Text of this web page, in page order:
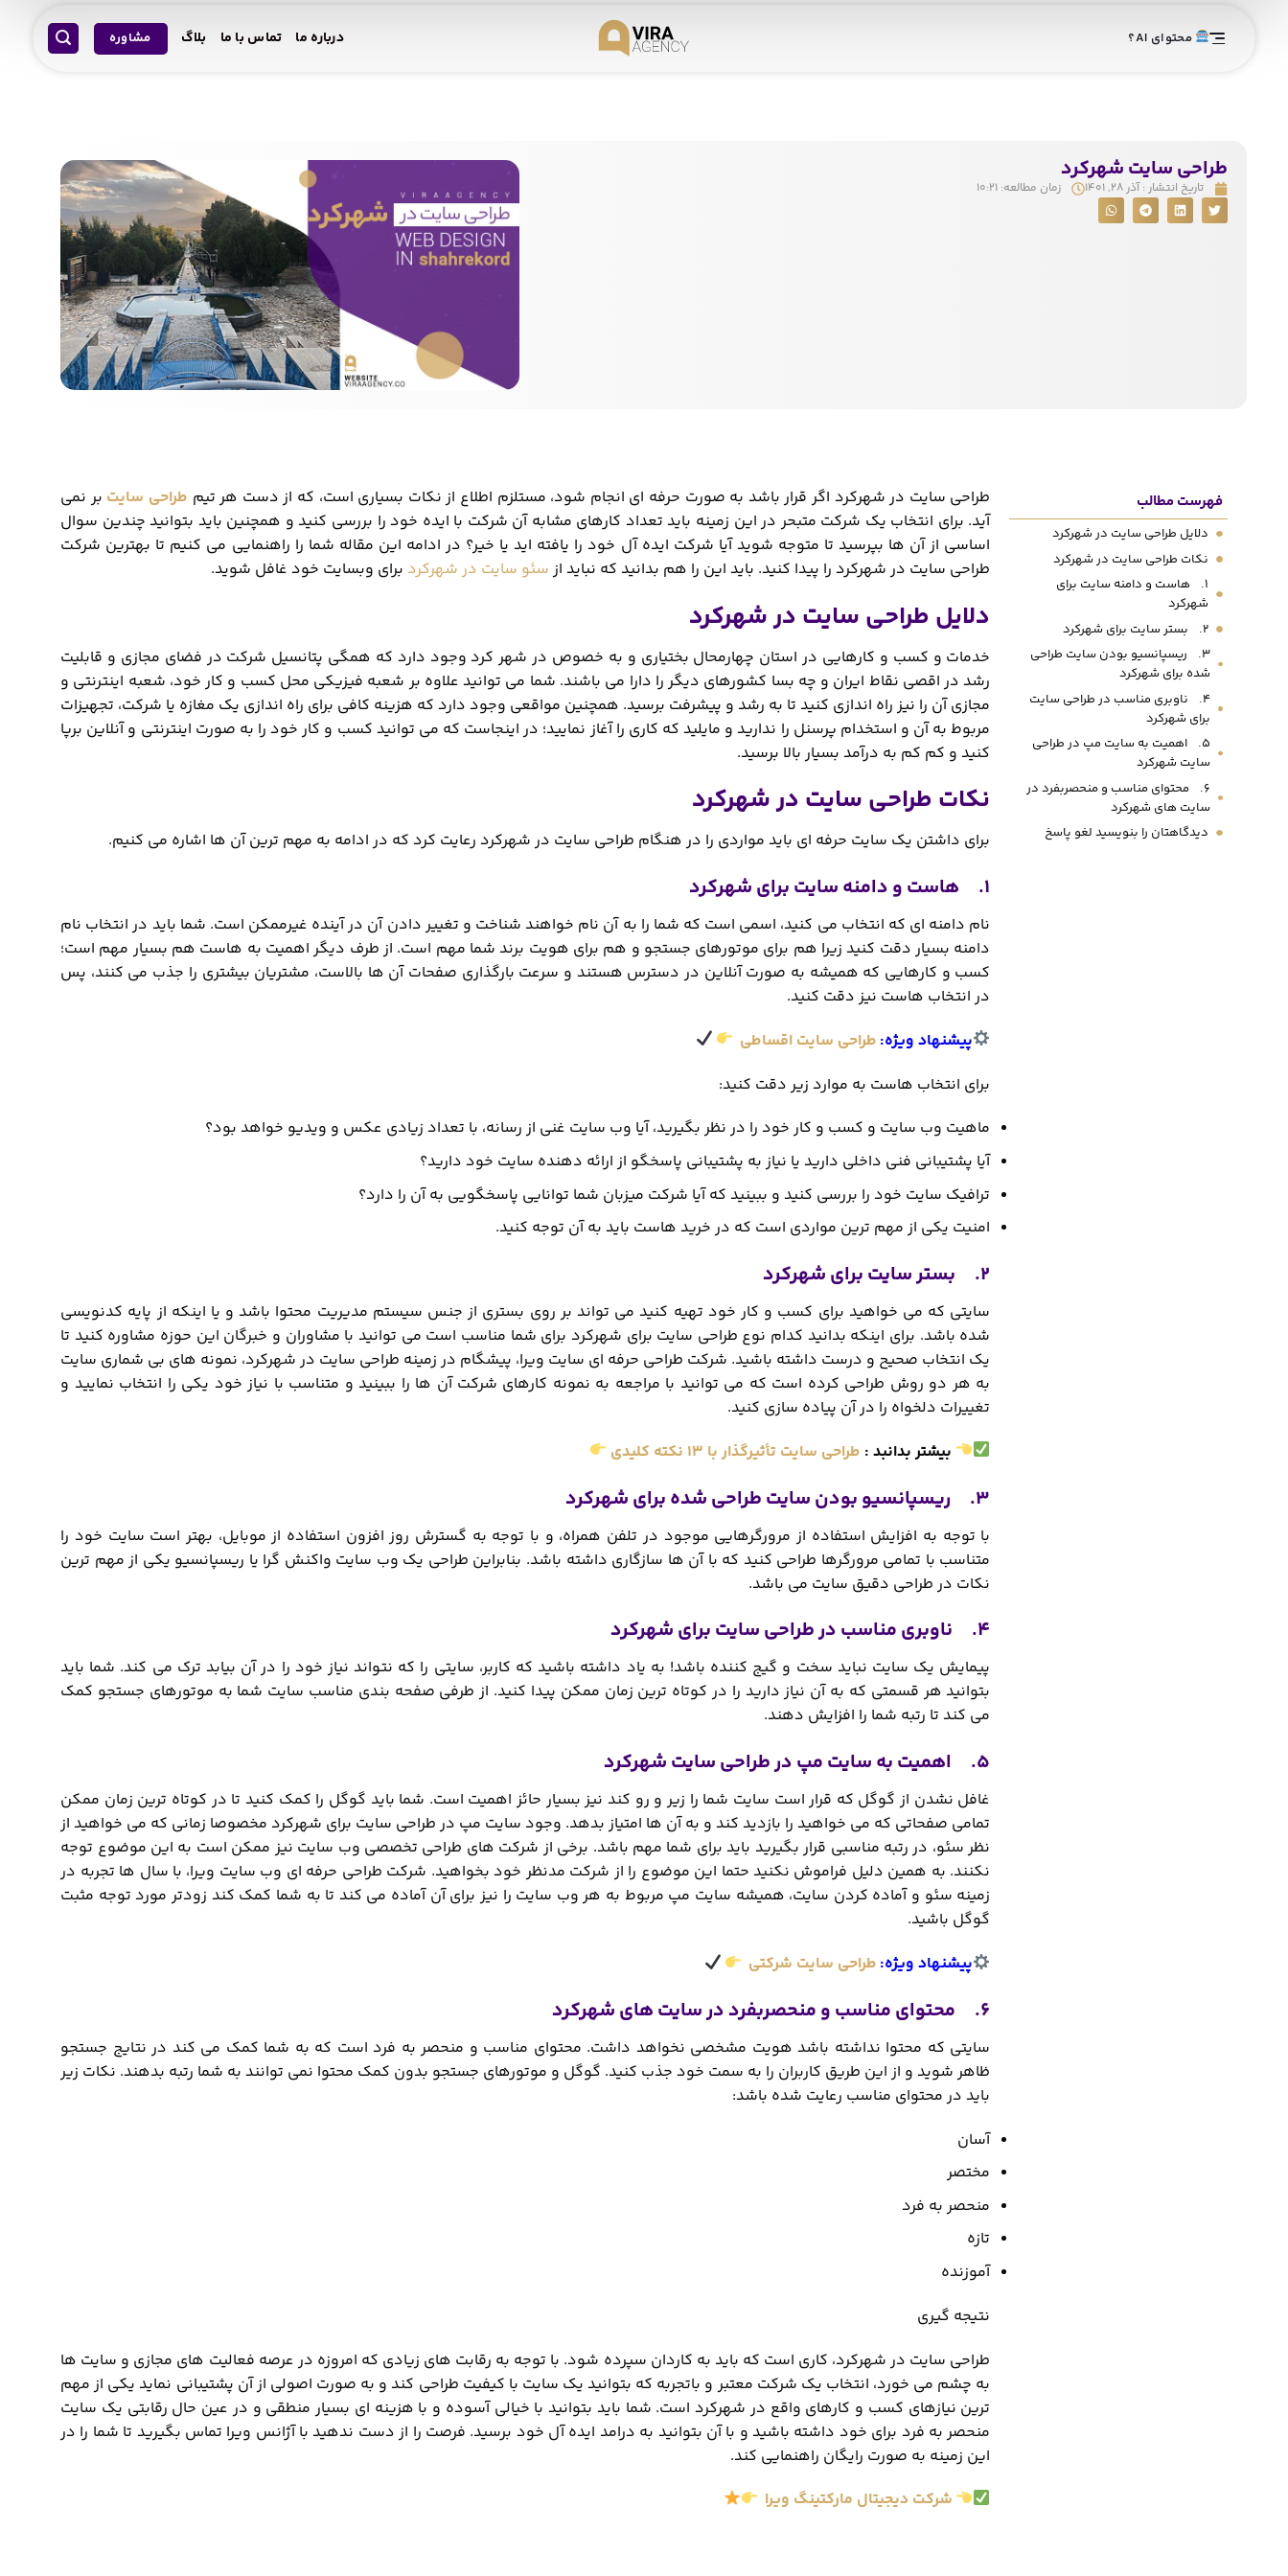
محتوای AI؟ درباره ما تماس با ما بلاگ مشاوره
طراحی سایت شهرکرد
تاریخ انتشار : آذر ۲۸, ۱۴۰۱ زمان مطالعه:۱۰:۲۱
فهرست مطالب
دلایل طراحی سایت در شهرکرد
نکات طراحی سایت در شهرکرد
1. هاست و دامنه سایت برای
شهرکرد
2. بستر سایت برای شهرکرد
3. ریسپانسیو بودن سایت طراحی
شده برای شهرکرد
4. ناوبری مناسب در طراحی سایت
برای شهرکرد
5. اهمیت به سایت مپ در طراحی
سایت شهرکرد
6. محتوای مناسب و منحصربفرد در
سایت های شهرکرد
دیدگاهتان را بنویسید لغو پاسخ
طراحی سایت در شهرکرد اگر قرار باشد به صورت حرفه ای انجام شود، مستلزم اطلاع از نکات بسیاری است، که از دست هر تیم طراحی سایت بر نمی
آید. برای انتخاب یک شرکت متبحر در این زمینه باید تعداد کارهای مشابه آن شرکت با ایده خود را بررسی کنید و همچنین باید بتوانید چندین سوال
اساسی از آن ها بپرسید تا متوجه شوید آیا شرکت ایده آل خود را یافته اید یا خیر؟ در ادامه این مقاله شما را راهنمایی می کنیم تا بهترین شرکت
طراحی سایت در شهرکرد را پیدا کنید. باید این را هم بدانید که نباید ازسئو سایت در شهرکرد برای وبسایت خود غافل شوید.
دلایل طراحی سایت در شهرکرد
خدمات و کسب و کارهایی در استان چهارمحال بختیاری و به خصوص در شهر کرد وجود دارد که همگی پتانسیل شرکت در فضای مجازی و قابلیت
رشد در اقصی نقاط ایران و چه بسا کشورهای دیگر را دارا می باشند. شما می توانید علاوه بر شعبه فیزیکی محل کسب و کار خود، شعبه اینترنتی و
مجازی آن را نیز راه اندازی کنید تا به رشد و پیشرفت برسید. همچنین مواقعی وجود دارد که هزینه کافی برای راه اندازی یک مغازه یا شرکت، تجهیزات
مربوط به آن و استخدام پرسنل را ندارید و مایلید که کاری را آغاز نمایید؛ در اینجاست که می توانید کسب و کار خود را به صورت اینترنتی و آنلاین برپا
کنید و کم کم به درآمد بسیار بالا برسید.
نکات طراحی سایت در شهرکرد
برای داشتن یک سایت حرفه ای باید مواردی را در هنگام طراحی سایت در شهرکرد رعایت کرد که در ادامه به مهم ترین آن ها اشاره می کنیم.
1. هاست و دامنه سایت برای شهرکرد
نام دامنه ای که انتخاب می کنید، اسمی است که شما را به آن نام خواهند شناخت و تغییر دادن آن در آینده غیرممکن است. شما باید در انتخاب نام
دامنه بسیار دقت کنید زیرا هم برای موتورهای جستجو و هم برای هویت برند شما مهم است. از طرف دیگر اهمیت به هاست هم بسیار مهم است؛
کسب و کارهایی که همیشه به صورت آنلاین در دسترس هستند و سرعت بارگذاری صفحات آن ها بالاست، مشتریان بیشتری را جذب می کنند، پس
در انتخاب هاست نیز دقت کنید.
پیشنهاد ویژه: طراحی سایت اقساطی
برای انتخاب هاست به موارد زیر دقت کنید:
ماهیت وب سایت و کسب و کار خود را در نظر بگیرید، آیا وب سایت غنی از رسانه، با تعداد زیادی عکس و ویدیو خواهد بود؟
آیا پشتیبانی فنی داخلی دارید یا نیاز به پشتیبانی پاسخگو از ارائه دهنده سایت خود دارید؟
ترافیک سایت خود را بررسی کنید و ببینید که آیا شرکت میزبان شما توانایی پاسخگویی به آن را دارد؟
امنیت یکی از مهم ترین مواردی است که در خرید هاست باید به آن توجه کنید.
2. بستر سایت برای شهرکرد
سایتی که می خواهید برای کسب و کار خود تهیه کنید می تواند بر روی بستری از جنس سیستم مدیریت محتوا باشد و یا اینکه از پایه کدنویسی
شده باشد. برای اینکه بدانید کدام نوع طراحی سایت برای شهرکرد برای شما مناسب است می توانید با مشاوران و خبرگان این حوزه مشاوره کنید تا
یک انتخاب صحیح و درست داشته باشید. شرکت طراحی حرفه ای سایت ویرا، پیشگام در زمینه طراحی سایت در شهرکرد، نمونه های بی شماری سایت
به هر دو روش طراحی کرده است که می توانید با مراجعه به نمونه کارهای شرکت آن ها را ببینید و متناسب با نیاز خود یکی را انتخاب نمایید و
تغییرات دلخواه را در آن پیاده سازی کنید.
بیشتر بدانبد : طراحی سایت تأثیرگذار با 13 نکته کلیدی
3. ریسپانسیو بودن سایت طراحی شده برای شهرکرد
با توجه به افزایش استفاده از مرورگرهایی موجود در تلفن همراه، و با توجه به گسترش روز افزون استفاده از موبایل، بهتر است سایت خود را
متناسب با تمامی مرورگرها طراحی کنید که با آن ها سازگاری داشته باشد. بنابراین طراحی یک وب سایت واکنش گرا یا ریسپانسیو یکی از مهم ترین
نکات در طراحی دقیق سایت می باشد.
4. ناوبری مناسب در طراحی سایت برای شهرکرد
پیمایش یک سایت نباید سخت و گیج کننده باشد! به یاد داشته باشید که کاربر، سایتی را که نتواند نیاز خود را در آن بیابد ترک می کند. شما باید
بتوانید هر قسمتی که به آن نیاز دارید را در کوتاه ترین زمان ممکن پیدا کنید. از طرفی صفحه بندی مناسب سایت شما به موتورهای جستجو کمک
می کند تا رتبه شما را افزایش دهند.
5. اهمیت به سایت مپ در طراحی سایت شهرکرد
غافل نشدن از گوگل که قرار است سایت شما را زیر و رو کند نیز بسیار حائز اهمیت است. شما باید گوگل را کمک کنید تا در کوتاه ترین زمان ممکن
تمامی صفحاتی که می خواهید را بازدید کند و به آن ها امتیاز بدهد. وجود سایت مپ در طراحی سایت برای شهرکرد مخصوصا زمانی که می خواهید از
نظر سئو، در رتبه مناسبی قرار بگیرید باید برای شما مهم باشد. برخی از شرکت های طراحی تخصصی وب سایت نیز ممکن است به این موضوع توجه
نکنند. به همین دلیل فراموش نکنید حتما این موضوع را از شرکت مدنظر خود بخواهید. شرکت طراحی حرفه ای وب سایت ویرا، با سال ها تجربه در
زمینه سئو و آماده کردن سایت، همیشه سایت مپ مربوط به هر وب سایت را نیز برای آن آماده می کند تا به شما کمک کند زودتر مورد توجه مثبت
گوگل باشید.
پیشنهاد ویژه: طراحی سایت شرکتی
6. محتوای مناسب و منحصربفرد در سایت های شهرکرد
سایتی که محتوا نداشته باشد هویت مشخصی نخواهد داشت. محتوای مناسب و منحصر به فرد است که به شما کمک می کند در نتایج جستجو
ظاهر شوید و از این طریق کاربران را به سمت خود جذب کنید. گوگل و موتورهای جستجو بدون کمک محتوا نمی توانند به شما رتبه بدهند. نکات زیر
باید در محتوای مناسب رعایت شده باشد:
آسان
مختصر
منحصر به فرد
تازه
آموزنده
نتیجه گیری
طراحی سایت در شهرکرد، کاری است که باید به کاردان سپرده شود. با توجه به رقابت های زیادی که امروزه در عرصه فعالیت های مجازی و سایت ها
به چشم می خورد، انتخاب یک شرکت معتبر و باتجربه که بتوانید یک سایت با کیفیت طراحی کند و به صورت اصولی از آن پشتیبانی نماید یکی از مهم
ترین نیازهای کسب و کارهای واقع در شهرکرد است. شما باید بتوانید با خیالی آسوده و با هزینه ای بسیار منطقی و در عین حال رقابتی یک سایت
منحصر به فرد برای خود داشته باشید و با آن بتوانید به درامد ایده آل خود برسید. فرصت را از دست ندهید با آژانس ویرا تماس بگیرید تا شما را در
این زمینه به صورت رایگان راهنمایی کند.
شرکت دیجیتال مارکتینگ ویرا